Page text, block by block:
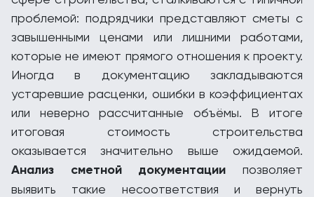
проблемой: подрядчики представляют сметы с
завышенными ценами или лишними работами,
которые не имеют прямого отношения к проекту.
Иногда в документацию закладываются
устаревшие расценки, ошибки в коэффициентах
или неверно рассчитанные объёмы. В итоге
итоговая стоимость строительства
оказывается значительно выше ожидаемой.
Анализ сметной документации позволяет
выявить такие несоответствия и вернуть